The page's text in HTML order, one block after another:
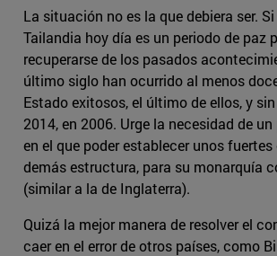
La situación no es la que debiera ser.
Tailandia hoy día es un periodo de paz
recuperarse de los pasados
último siglo han ocurrido al menos
Estado exitosos, el último de ellos, y
2014, en 2006. Urge la necesidad de
en el que poder establecer unos
demás estructura, para su monarquía
(similar a la de Inglaterra).
Quizá la mejor manera de resolver el
caer en el error de otros países, como